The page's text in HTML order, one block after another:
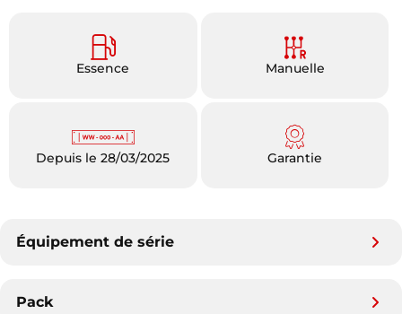
Essence Manuelle
Depuis le 28/03/2025 Garantie
Équipement de série
Pack